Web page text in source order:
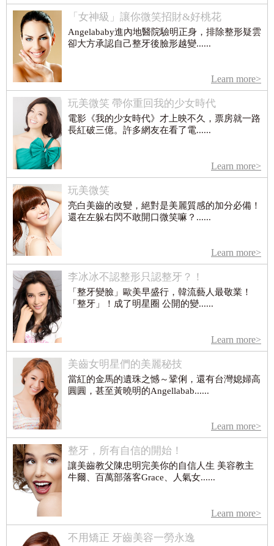
「女神級」讓你微笑招財&好桃花
Angelababy進內地醫院驗明正身，排除整形疑雲
卻大方承認自己整牙後臉形越變......
Learn more>
玩美微笑 帶你重回我的少女時代
電影《我的少女時代》才上映不久，票房就一路
長紅破三億。許多網友在看了電......
Learn more>
玩美微笑
亮白美齒的改變，絕對是美麗質感的加分必備！
還在左躲右閃不敢開口微笑嘛？......
Learn more>
李冰冰不認整形只認整牙？！
「整牙變臉」歐美早盛行，韓流藝人最敬業！
「整牙」！成了明星圈 公開的變......
Learn more>
美齒女明星們的美麗秘技
當紅的金馬的遺珠之憾～鞏俐，還有台灣媳婦高
圓圓，甚至黃曉明的Angellabab......
Learn more>
整牙，所有自信的開始！
讓美齒教父陳忠明完美你的自信人生 美容教主
牛爾、百萬部落客Grace、人氣女......
Learn more>
不用矯正 牙齒美容一勞永逸